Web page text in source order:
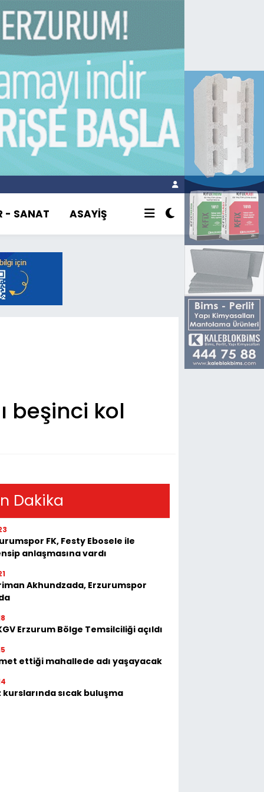
- SANAT ASAYİŞ
beşinci kol
Dakika
FK, Festy Ebosele ile
anlaşmasına vardı
Akhundzada, Erzurumspor
Erzurum Bölge Temsilciliği açıldı
ettiği mahallede adı yaşayacak
kurslarında sıcak buluşma